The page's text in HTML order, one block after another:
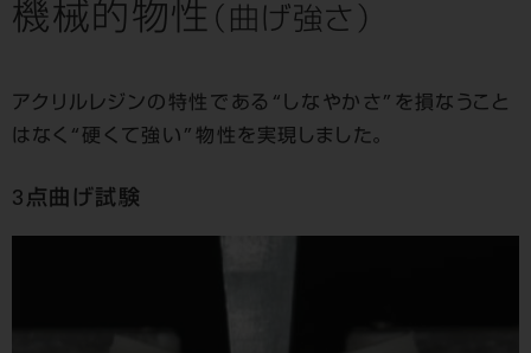
機械的物性 （曲げ強さ）
アクリルレジンの特性である“しなやかさ”を損なうこと
はなく “硬くて強い”物性を実現しました。
3点曲げ試験